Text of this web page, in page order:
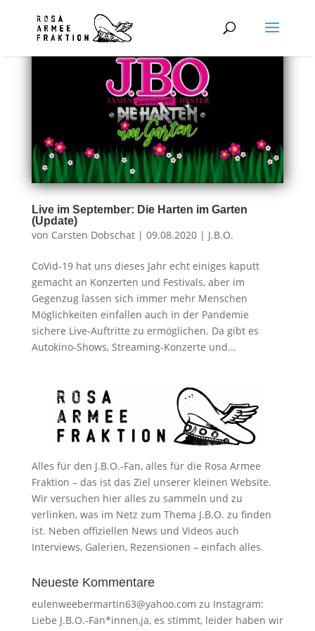
Live im September: Die Harten im Garten
(Update)
von Carsten Dobschat| 09.08.2020| J.B.O.
CoVid-19 hat uns dieses Jahr echt einiges kaputt
gemacht an Konzerten und Festivals, aber im
Gegenzug lassen sich immer mehr Menschen
Möglichkeiten einfallen auch in der Pandemie
sichere Live-Auftritte zu ermöglichen. Da gibt es
Autokino-Shows, Streaming-Konzerte und...
Alles für den J.B.O.-Fan, alles für die Rosa Armee
Fraktion – das ist das Ziel unserer kleinen Website.
Wir versuchen hier alles zu sammeln und zu
verlinken, was im Netz zum Thema J.B.O. zu finden
ist. Neben offiziellen News und Videos auch
Interviews, Galerien, Rezensionen – einfach alles.
Neueste Kommentare
eulenweebermartin63@yahoo.com zu Instagram:
Liebe J.B.O.-Fan*innen,ja, es stimmt, leider haben wir